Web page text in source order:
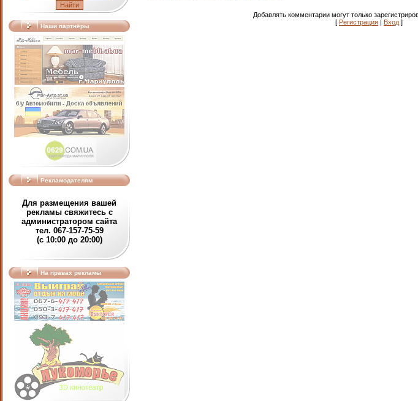
Наши партнёры
Рекламодателям
Для размещения вашей
рекламы свяжитесь с
администратором сайта
тел. 067-157-75-59
(c 10:00 до 20:00)
На правах рекламы
Добавлять комментарии могут только
[ Регистрация | Вход ]